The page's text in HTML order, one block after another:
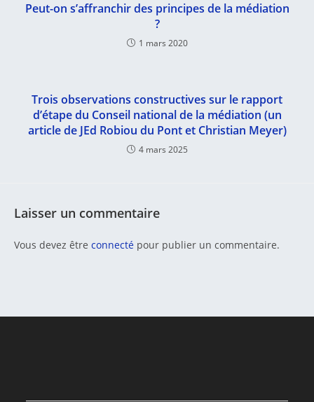
Peut-on s’affranchir des principes de la médiation
?
1 mars 2020
Trois observations constructives sur le rapport
d’étape du Conseil national de la médiation (un
article de JEd Robiou du Pont et Christian Meyer)
4 mars 2025
Laisser un commentaire
Vous devez être connecté pour publier un commentaire.